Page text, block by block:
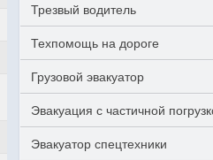
Трезвый водитель
Техпомощь на дороге
Грузовой эвакуатор
Эвакуация с частичной
Эвакуатор спецтехники